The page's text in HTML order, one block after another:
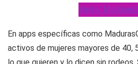
Visitar
En apps específicas como
activos de mujeres mayores de 40,
lo que quieren y lo dicen sin